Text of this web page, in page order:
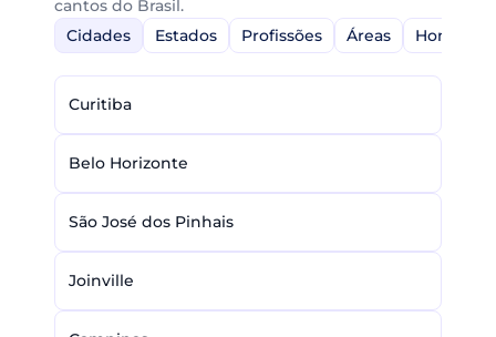
cantos do Brasil.
Cidades
Estados Profissões Áreas Home-
Curitiba
Belo Horizonte
São José dos Pinhais
Joinville